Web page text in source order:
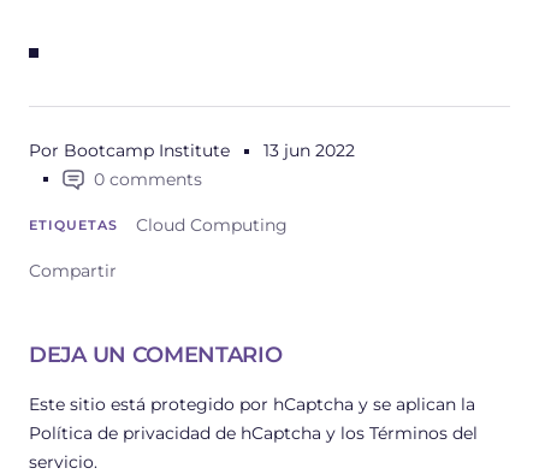
Por Bootcamp Institute
13 jun 2022
0 comments
ETIQUETAS Cloud Computing
Compartir
DEJA UN COMENTARIO
Este sitio está protegido por hCaptcha y se aplican la
Política de privacidad de hCaptcha y los Términos del
servicio.